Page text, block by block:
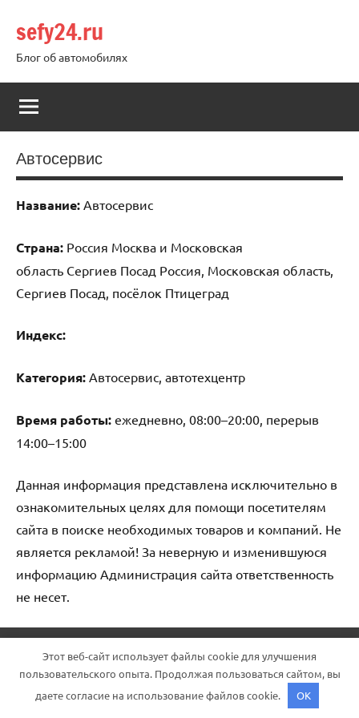
содержимому
sefy24.ru
Блог об автомобилях
Автосервис
Название: Автосервис
Страна: Россия Москва и Московская
область Сергиев Посад Россия, Московская область,
Сергиев Посад, посёлок Птицеград
Индекс:
Категория: Автосервис, автотехцентр
Время работы: ежедневно, 08:00–20:00, перерыв
14:00–15:00
Данная информация представлена исключительно в
ознакомительных целях для помощи посетителям
сайта в поиске необходимых товаров и компаний. Не
является рекламой! За неверную и изменившуюся
информацию Администрация сайта ответственность
не несет.
Этот веб-сайт использует файлы cookie для улучшения
пользовательского опыта. Продолжая пользоваться сайтом, вы
даете согласие на использование файлов cookie.
OK